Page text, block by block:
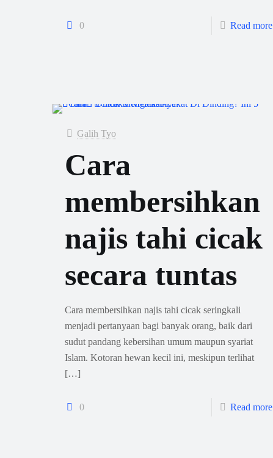
0 Read more
Galih Tyo
Cara
membersihkan
najis tahi cicak
secara tuntas
Cara membersihkan najis tahi cicak seringkali
menjadi pertanyaan bagi banyak orang, baik dari
sudut pandang kebersihan umum maupun syariat
Islam. Kotoran hewan kecil ini, meskipun terlihat
[…]
0 Read more